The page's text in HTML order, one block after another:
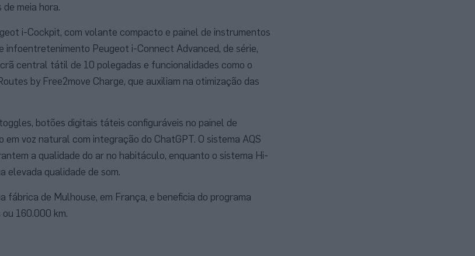
meia hora.
i-Cockpit, com volante compacto e painel de instrumentos
infoentretenimento Peugeot i-Connect Advanced, de série,
central tátil de 10 polegadas e funcionalidades como o
by Free2move Charge, que auxiliam na otimização das
botões digitais táteis configuráveis no painel de
voz natural com integração do ChatGPT. O sistema AQS
a qualidade do ar no habitáculo, enquanto o sistema Hi-
elevada qualidade de som.
fábrica de Mulhouse, em França, e beneficia do programa
160.000 km.